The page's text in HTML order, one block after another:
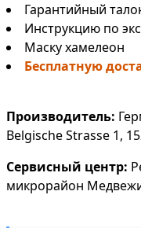
Гарантийный
Инструкцию по
Маску хамелеон
Бесплатную
Производитель:
Belgische Strasse 1,
Сервисный центр:
микрорайон